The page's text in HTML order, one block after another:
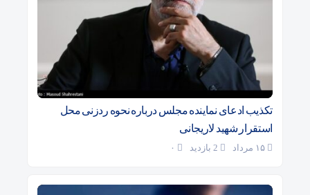
تکذیب ادعای نماینده مجلس درباره نحوه ردزنی محل
استقرار شهید لاریجانی
۰